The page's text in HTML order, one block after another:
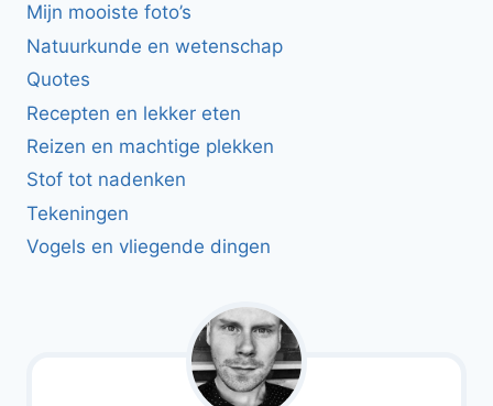
Mijn mooiste foto’s
Natuurkunde en wetenschap
Quotes
Recepten en lekker eten
Reizen en machtige plekken
Stof tot nadenken
Tekeningen
Vogels en vliegende dingen